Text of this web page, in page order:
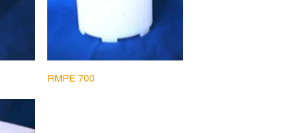
Visualização rápida
RMPE 700